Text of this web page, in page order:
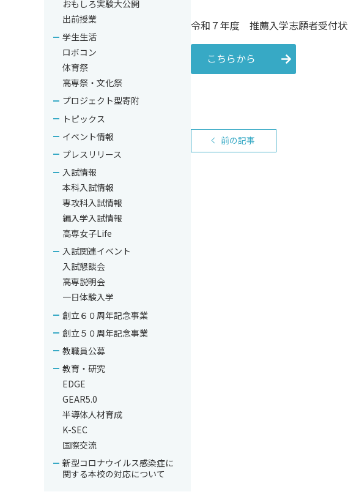
令和７年度 推薦入学志願者受付状
こちらから
前の記事
おもしろ実験大公開
出前授業
学生生活
ロボコン
体育祭
高専祭・文化祭
プロジェクト型寄附
トピックス
イベント情報
プレスリリース
入試情報
本科入試情報
専攻科入試情報
編入学入試情報
高専女子Life
入試関連イベント
入試懇談会
高専説明会
一日体験入学
創立６０周年記念事業
創立５０周年記念事業
教職員公募
教育・研究
EDGE
GEAR5.0
半導体人材育成
K-SEC
国際交流
新型コロナウイルス感染症に
関する本校の対応について